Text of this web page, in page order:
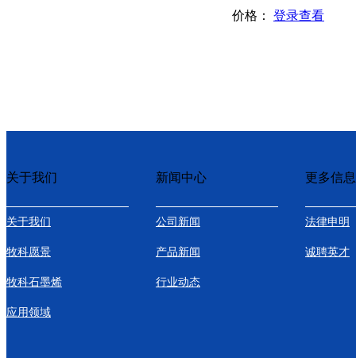
价格： 登录查看
关于我们 新闻中心 更多信息
关于我们
牧科愿景
牧科石墨烯
应用领域
公司新闻
产品新闻
行业动态
法律申明
诚聘英才